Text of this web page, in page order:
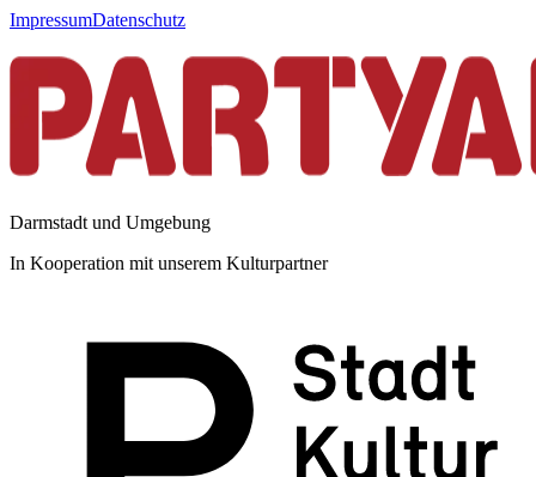
ImpressumDatenschutz
Darmstadt und Umgebung
In Kooperation mit unserem Kulturpartner